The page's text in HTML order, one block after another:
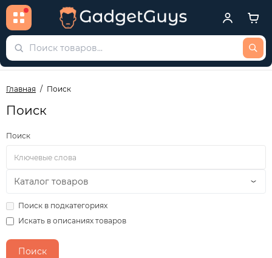
Главная Поиск
Поиск
Поиск
Поиск в подкатегориях
Искать в описаниях товаров